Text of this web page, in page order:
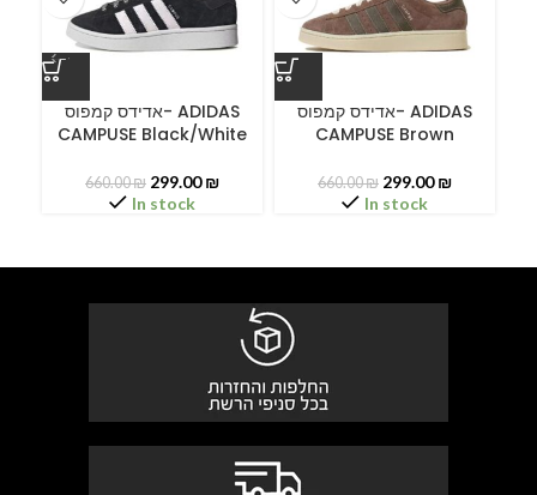
אדידס קמפוס- ADIDAS
CAMPUSE Black/White
660.00₪ 299.00₪
In stock
אדידס קמפוס- ADIDAS
CAMPUSE Brown
660.00₪ 299.00₪
In stock